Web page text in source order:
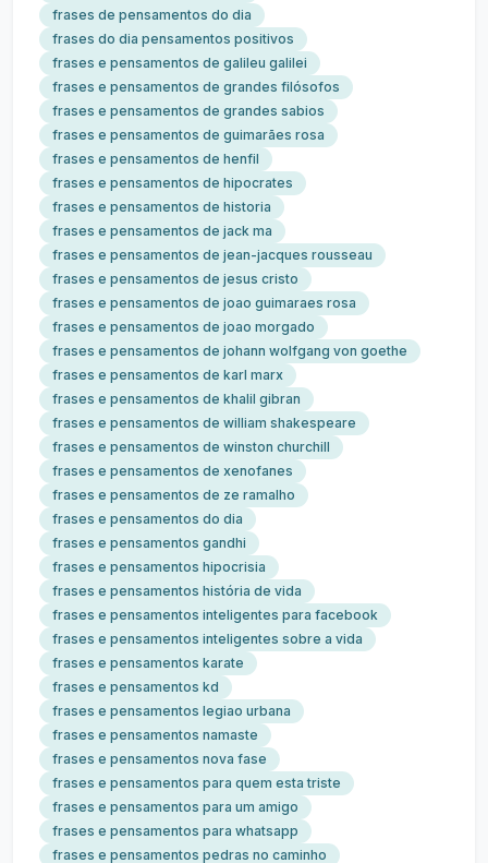
frases de pensamentos do dia
frases do dia pensamentos positivos
frases e pensamentos de galileu galilei
frases e pensamentos de grandes filósofos
frases e pensamentos de grandes sabios
frases e pensamentos de guimarães rosa
frases e pensamentos de henfil
frases e pensamentos de hipocrates
frases e pensamentos de historia
frases e pensamentos de jack ma
frases e pensamentos de jean-jacques rousseau
frases e pensamentos de jesus cristo
frases e pensamentos de joao guimaraes rosa
frases e pensamentos de joao morgado
frases e pensamentos de johann wolfgang von goethe
frases e pensamentos de karl marx
frases e pensamentos de khalil gibran
frases e pensamentos de william shakespeare
frases e pensamentos de winston churchill
frases e pensamentos de xenofanes
frases e pensamentos de ze ramalho
frases e pensamentos do dia
frases e pensamentos gandhi
frases e pensamentos hipocrisia
frases e pensamentos história de vida
frases e pensamentos inteligentes para facebook
frases e pensamentos inteligentes sobre a vida
frases e pensamentos karate
frases e pensamentos kd
frases e pensamentos legiao urbana
frases e pensamentos namaste
frases e pensamentos nova fase
frases e pensamentos para quem esta triste
frases e pensamentos para um amigo
frases e pensamentos para whatsapp
frases e pensamentos pedras no caminho